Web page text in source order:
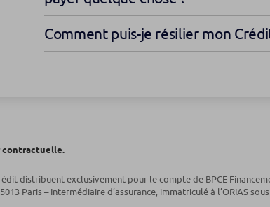
Comment puis-je résilier mon
contractuelle.
distribuent exclusivement pour le compte de BPCE
Paris – Intermédiaire d’assurance, immatriculé à l’ORIAS